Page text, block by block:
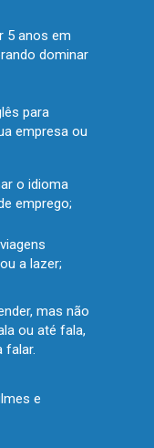
o idioma
emprego;
5 anos em
dominar
para
empresa ou
a lazer;
mas não
ou até fala,
falar.
e